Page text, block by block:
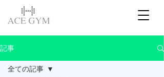
記事
全ての記事